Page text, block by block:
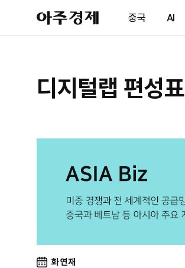
아
주
제
중국 AI
디지털랩 편성표
화 연재